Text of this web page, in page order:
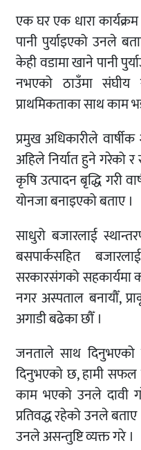
एक घर एक धारा
पानी पुर्याइएको उनले
केही वडामा खाने पानी
नभएको ठाउँमा संघीय
प्राथमिकताका साथ काम
प्रमुख अधिकारीले
अहिले निर्यात हुने गरेको
कृषि उत्पादन बृद्धि गरी
योनजा बनाइएको बताए ।
साधुरो बजारलाई
बसपार्कसहित
सरकारसंगको सहकार्यमा
नगर अस्पताल बनायौँ,
अगाडी बढेका छौँ ।
जनताले साथ
दिनुभएको छ, हामी सफल
काम भएको उनले दावी
प्रतिवद्ध रहेको उनले
उनले असन्तुष्टि व्यक्त गरे ।